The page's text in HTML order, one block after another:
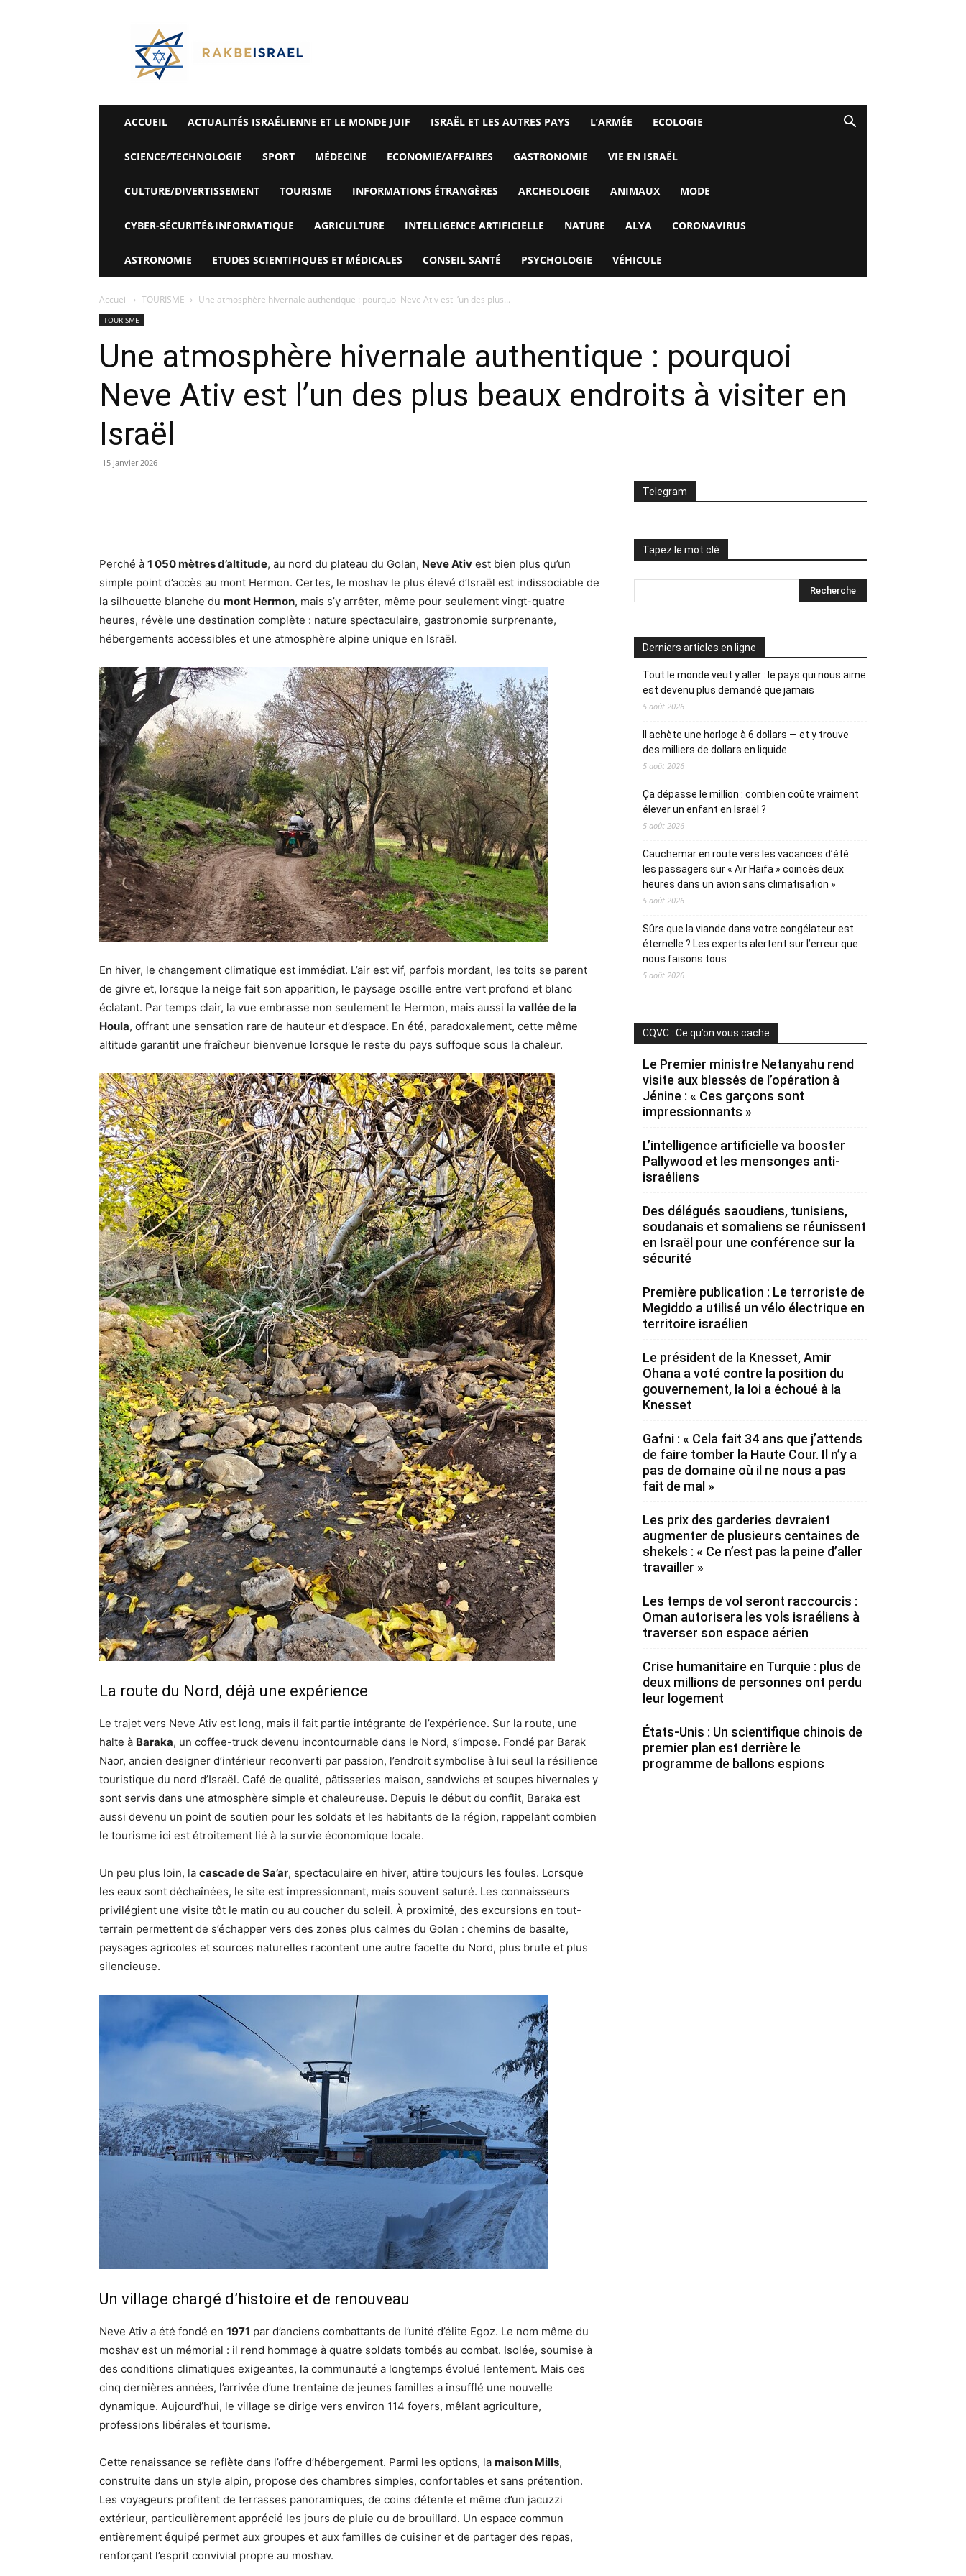
Rak
Be
Israel-
Alyaexpress-
News
ACCUEIL ACTUALITÉS ISRAÉLIENNE ET LE MONDE JUIF ISRAËL ET LES AUTRES PAYS L’ARMÉE ECOLOGIE
SCIENCE/TECHNOLOGIE SPORT MÉDECINE ECONOMIE/AFFAIRES GASTRONOMIE VIE EN ISRAËL
CULTURE/DIVERTISSEMENT TOURISME INFORMATIONS ÉTRANGÈRES ARCHEOLOGIE ANIMAUX MODE
CYBER-SÉCURITÉ&INFORMATIQUE AGRICULTURE INTELLIGENCE ARTIFICIELLE NATURE ALYA CORONAVIRUS
ASTRONOMIE ETUDES SCIENTIFIQUES ET MÉDICALES CONSEIL SANTÉ PSYCHOLOGIE VÉHICULE
Accueil TOURISME Une atmosphère hivernale authentique : pourquoi Neve Ativ est l’un des plus...
TOURISME
Une atmosphère hivernale authentique : pourquoi
Neve Ativ est l’un des plus beaux endroits à visiter en
Israël
15 janvier 2026
Perché à 1 050 mètres d’altitude, au nord du plateau du Golan, Neve Ativ est bien plus qu’un
simple point d’accès au mont Hermon. Certes, le moshav le plus élevé d’Israël est indissociable de
la silhouette blanche du mont Hermon, mais s’y arrêter, même pour seulement vingt-quatre
heures, révèle une destination complète : nature spectaculaire, gastronomie surprenante,
hébergements accessibles et une atmosphère alpine unique en Israël.
En hiver, le changement climatique est immédiat. L’air est vif, parfois mordant, les toits se parent
de givre et, lorsque la neige fait son apparition, le paysage oscille entre vert profond et blanc
éclatant. Par temps clair, la vue embrasse non seulement le Hermon, mais aussi la vallée de la
Houla, offrant une sensation rare de hauteur et d’espace. En été, paradoxalement, cette même
altitude garantit une fraîcheur bienvenue lorsque le reste du pays suffoque sous la chaleur.
La route du Nord, déjà une expérience
Le trajet vers Neve Ativ est long, mais il fait partie intégrante de l’expérience. Sur la route, une
halte à Baraka, un coffee-truck devenu incontournable dans le Nord, s’impose. Fondé par Barak
Naor, ancien designer d’intérieur reconverti par passion, l’endroit symbolise à lui seul la résilience
touristique du nord d’Israël. Café de qualité, pâtisseries maison, sandwichs et soupes hivernales y
sont servis dans une atmosphère simple et chaleureuse. Depuis le début du conflit, Baraka est
aussi devenu un point de soutien pour les soldats et les habitants de la région, rappelant combien
le tourisme ici est étroitement lié à la survie économique locale.
Un peu plus loin, la cascade de Sa’ar, spectaculaire en hiver, attire toujours les foules. Lorsque
les eaux sont déchaînées, le site est impressionnant, mais souvent saturé. Les connaisseurs
privilégient une visite tôt le matin ou au coucher du soleil. À proximité, des excursions en tout-
terrain permettent de s’échapper vers des zones plus calmes du Golan : chemins de basalte,
paysages agricoles et sources naturelles racontent une autre facette du Nord, plus brute et plus
silencieuse.
Un village chargé d’histoire et de renouveau
Neve Ativ a été fondé en 1971 par d’anciens combattants de l’unité d’élite Egoz. Le nom même du
moshav est un mémorial : il rend hommage à quatre soldats tombés au combat. Isolée, soumise à
des conditions climatiques exigeantes, la communauté a longtemps évolué lentement. Mais ces
cinq dernières années, l’arrivée d’une trentaine de jeunes familles a insufflé une nouvelle
dynamique. Aujourd’hui, le village se dirige vers environ 114 foyers, mêlant agriculture,
professions libérales et tourisme.
Cette renaissance se reflète dans l’offre d’hébergement. Parmi les options, la maison Mills,
construite dans un style alpin, propose des chambres simples, confortables et sans prétention.
Les voyageurs profitent de terrasses panoramiques, de coins détente et même d’un jacuzzi
extérieur, particulièrement apprécié les jours de pluie ou de brouillard. Un espace commun
entièrement équipé permet aux groupes et aux familles de cuisiner et de partager des repas,
renforçant l’esprit convivial propre au moshav.
Telegram
Tapez le mot clé
Derniers articles en ligne
Tout le monde veut y aller : le pays qui nous aime
est devenu plus demandé que jamais
5 août 2026
Il achète une horloge à 6 dollars — et y trouve
des milliers de dollars en liquide
5 août 2026
Ça dépasse le million : combien coûte vraiment
élever un enfant en Israël ?
5 août 2026
Cauchemar en route vers les vacances d’été :
les passagers sur « Air Haifa » coincés deux
heures dans un avion sans climatisation »
5 août 2026
Sûrs que la viande dans votre congélateur est
éternelle ? Les experts alertent sur l’erreur que
nous faisons tous
5 août 2026
CQVC : Ce qu’on vous cache
Le Premier ministre Netanyahu rend
visite aux blessés de l’opération à
Jénine : « Ces garçons sont
impressionnants »
L’intelligence artificielle va booster
Pallywood et les mensonges anti-
israéliens
Des délégués saoudiens, tunisiens,
soudanais et somaliens se réunissent
en Israël pour une conférence sur la
sécurité
Première publication : Le terroriste de
Megiddo a utilisé un vélo électrique en
territoire israélien
Le président de la Knesset, Amir
Ohana a voté contre la position du
gouvernement, la loi a échoué à la
Knesset
Gafni : « Cela fait 34 ans que j’attends
de faire tomber la Haute Cour. Il n’y a
pas de domaine où il ne nous a pas
fait de mal »
Les prix des garderies devraient
augmenter de plusieurs centaines de
shekels : « Ce n’est pas la peine d’aller
travailler »
Les temps de vol seront raccourcis :
Oman autorisera les vols israéliens à
traverser son espace aérien
Crise humanitaire en Turquie : plus de
deux millions de personnes ont perdu
leur logement
États-Unis : Un scientifique chinois de
premier plan est derrière le
programme de ballons espions